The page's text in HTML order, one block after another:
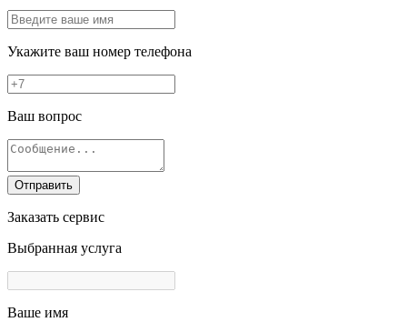
Укажите ваш номер телефона
Ваш вопрос
Отправить
Заказать сервис
Выбранная услуга
Ваше имя